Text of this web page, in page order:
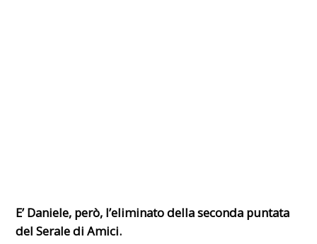
E’ Daniele, però, l’eliminato della seconda puntata
del Serale di Amici.